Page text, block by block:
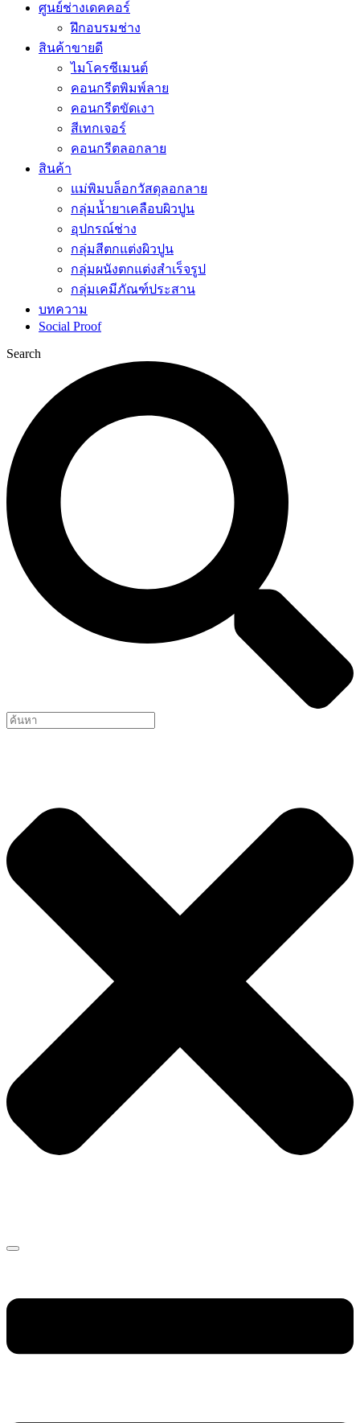
ศูนย์ช่างเดคคอร์
ฝึกอบรมช่าง
สินค้าขายดี
ไมโครซีเมนต์
คอนกรีตพิมพ์ลาย
คอนกรีตขัดเงา
สีเทกเจอร์
คอนกรีตลอกลาย
สินค้า
แม่พิมบล็อกวัสดุลอกลาย
กลุ่มน้ำยาเคลือบผิวปูน
อุปกรณ์ช่าง
กลุ่มสีตกแต่งผิวปูน
กลุ่มผนังตกแต่งสำเร็จรูป
กลุ่มเคมีภัณฑ์ประสาน
บทความ
Social Proof
Search